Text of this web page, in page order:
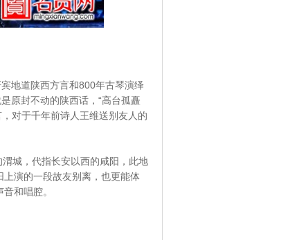
地道陕西方言和800年古琴演绎
原封不动的陕西话，“高台孤矗
对于千年前诗人王维送别友人的
城，代指长安以西的咸阳，此地
演的一段故友别离，也更能体
和唱腔。